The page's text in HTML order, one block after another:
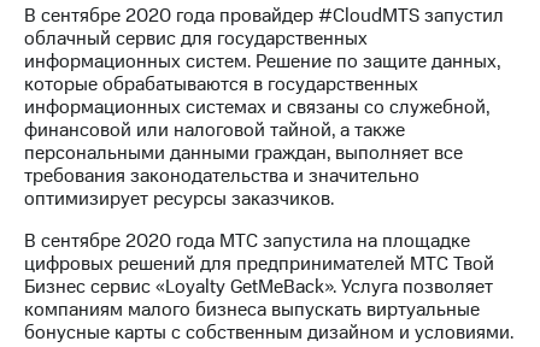
В сентябре 2020 года провайдер #CloudMTS запустил
облачный сервис для государственных
информационных систем. Решение по защите данных,
которые обрабатываются в государственных
информационных системах и связаны со служебной,
финансовой или налоговой тайной, а также
персональными данными граждан, выполняет все
требования законодательства и значительно
оптимизирует ресурсы заказчиков.
В сентябре 2020 года МТС запустила на площадке
цифровых решений для предпринимателей МТС Твой
Бизнес сервис «Loyalty GetMeBack». Услуга позволяет
компаниям малого бизнеса выпускать виртуальные
бонусные карты с собственным дизайном и условиями.